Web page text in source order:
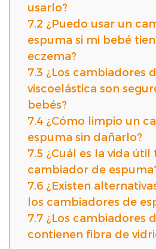
usarlo?
7.2 ¿Puedo usar un
espuma si mi bebé
eczema?
7.3 ¿Los cambiadores
viscoelástica son
bebés?
7.4 ¿Cómo limpio un
espuma sin dañarlo?
7.5 ¿Cuál es la vida
cambiador de
7.6 ¿Existen
los cambiadores de
7.7 ¿Los cambiadores
contienen fibra de